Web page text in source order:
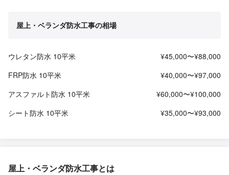
屋上・ベランダ防水工事の相場
ウレタン防水 10平米
¥45,000〜¥88,000
FRP防水 10平米
¥40,000〜¥97,000
アスファルト防水 10平米
¥60,000〜¥100,000
シート防水 10平米
¥35,000〜¥93,000
屋上・ベランダ防水工事とは